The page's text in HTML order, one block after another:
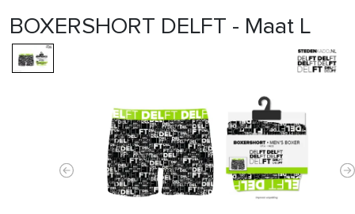
BOXERSHORT DELFT - Maat L
Previous